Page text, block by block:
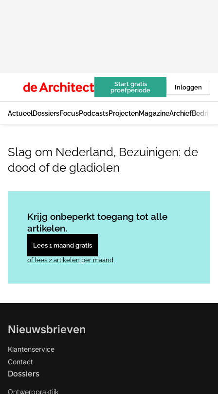
Start gratis
proefperiode
Inloggen
ActueelDossiersFocusPodcastsProjectenMagazineArchief
Slag om Nederland, Bezuinigen: de
dood of de gladiolen
Krijg onbeperkt toegang tot alle
artikelen.
Lees 1 maand gratis
of lees 2 artikelen per maand
Nieuwsbrieven
Klantenservice
Contact
Dossiers
Ontwerppraktijk